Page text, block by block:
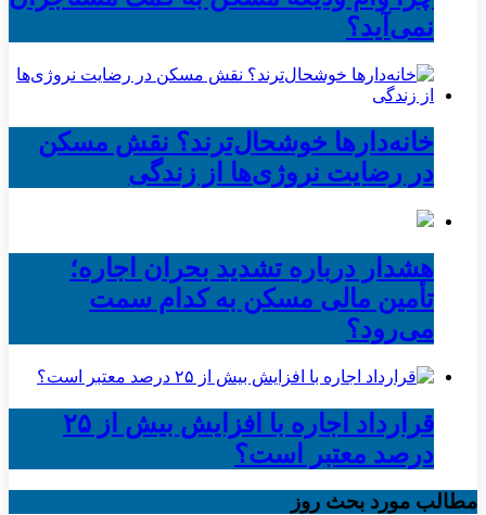
نمی‌آید؟
خانه‌دارها خوشحال‌ترند؟ نقش مسکن
در رضایت نروژی‌ها از زندگی
هشدار درباره تشدید بحران اجاره؛
تأمین مالی مسکن به کدام سمت
می‌رود؟
قرارداد اجاره با افزایش بیش از ۲۵
درصد معتبر است؟
مطالب مورد بحث روز